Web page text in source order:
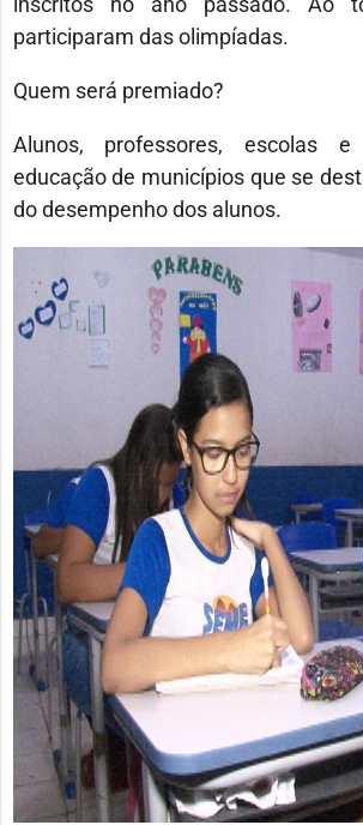
participaram das olimpíadas.
Quem será premiado?
Alunos, professores, escolas
educação de municípios que se
do desempenho dos alunos.